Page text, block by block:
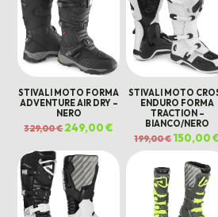
STIVALI MOTO FORMA
ADVENTURE AIR DRY –
NERO
329,00€Il
prezzo
era:
329,00 €.
249,00€
prezzo
attuale
249,00 €.
STIVALI MOTO
ENDURO FORMA
TRACTION –
BIANCO/NERO
199,00€Il
prezzo
originale
era:
199,00 €.
150,00